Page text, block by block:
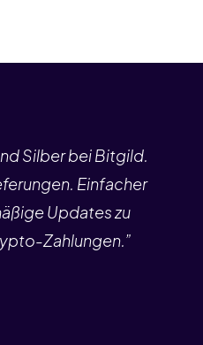
Silber bei Bitgild.
Einfacher
Updates zu
Zahlungen.”